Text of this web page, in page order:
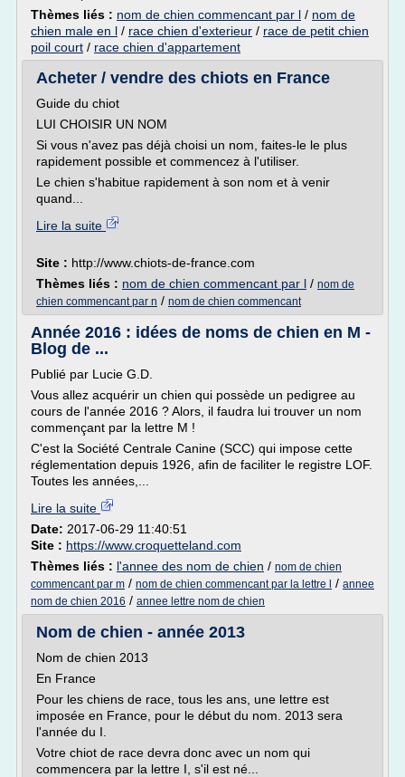
Thèmes liés : nom de chien commencant par l / nom de
chien male en l / race chien d'exterieur / race de petit chien
poil court / race chien d'appartement
Acheter / vendre des chiots en France
Guide du chiot
LUI CHOISIR UN NOM
Si vous n'avez pas déjà choisi un nom, faites-le le plus
rapidement possible et commencez à l'utiliser.
Le chien s'habitue rapidement à son nom et à venir
quand...
Lire la suite
Site : http://www.chiots-de-france.com
Thèmes liés : nom de chien commencant par l / nom de
chien commencant par n / nom de chien commencant
Année 2016 : idées de noms de chien en M -
Blog de ...
Publié par Lucie G.D.
Vous allez acquérir un chien qui possède un pedigree au
cours de l'année 2016 ? Alors, il faudra lui trouver un nom
commençant par la lettre M !
C'est la Société Centrale Canine (SCC) qui impose cette
réglementation depuis 1926, afin de faciliter le registre LOF.
Toutes les années,...
Lire la suite
Date: 2017-06-29 11:40:51
Site : https://www.croquetteland.com
Thèmes liés : l'annee des nom de chien / nom de chien
commencant par m / nom de chien commencant par la lettre l / annee
nom de chien 2016 / annee lettre nom de chien
Nom de chien - année 2013
Nom de chien 2013
En France
Pour les chiens de race, tous les ans, une lettre est
imposée en France, pour le début du nom. 2013 sera
l'année du I.
Votre chiot de race devra donc avec un nom qui
commencera par la lettre I, s'il est né...